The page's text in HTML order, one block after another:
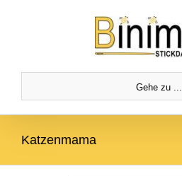
Gehe zu ...
Katzenmama